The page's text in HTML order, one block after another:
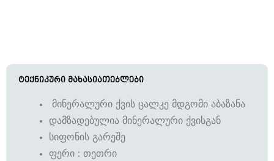
ტექნიკური მახასიათებლები
მინერალური ქვის ცალკე მდგომი აბაზანა
დამზადებულია მინერალური ქვისგან
სიფონის გარეშე
ფერი : თეთრი